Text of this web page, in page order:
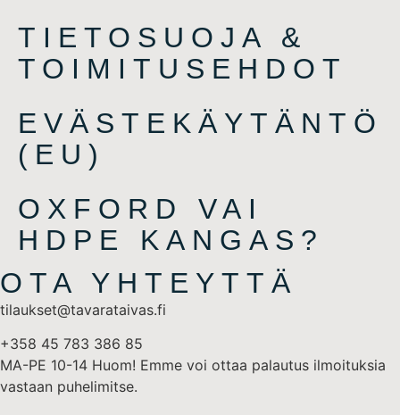
TIETOSUOJA &
TOIMITUSEHDOT
EVÄSTEKÄYTÄNTÖ
(EU)
OXFORD VAI
HDPE KANGAS?
OTA YHTEYTTÄ
tilaukset@tavarataivas.fi
+358 45 783 386 85
MA-PE 10-14 Huom! Emme voi ottaa palautus ilmoituksia
vastaan puhelimitse.